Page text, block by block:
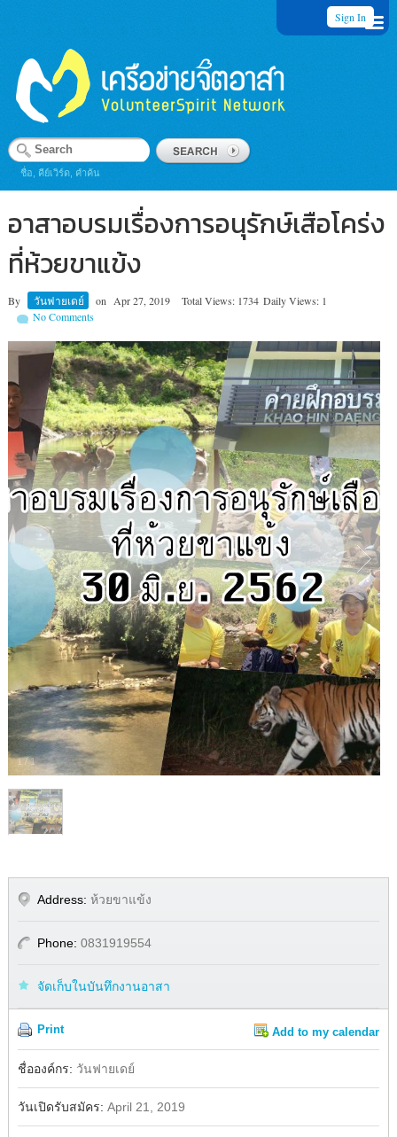
Sign In
ชื่อ, คีย์เวิร์ด, คำค้น
อาสาอบรมเรื่องการอนุรักษ์เสือโคร่ง
ที่ห้วยขาแข้ง
By วันฟายเดย์ on Apr 27, 2019 Total Views: 1734 Daily Views: 1
No Comments
1/1
Address: ห้วยขาแข้ง
Phone: 0831919554
จัดเก็บในบันทึกงานอาสา
Print Add to my calendar
Facebook
ชื่อองค์กร: วันฟายเดย์
วันเปิดรับสมัคร: April 21, 2019